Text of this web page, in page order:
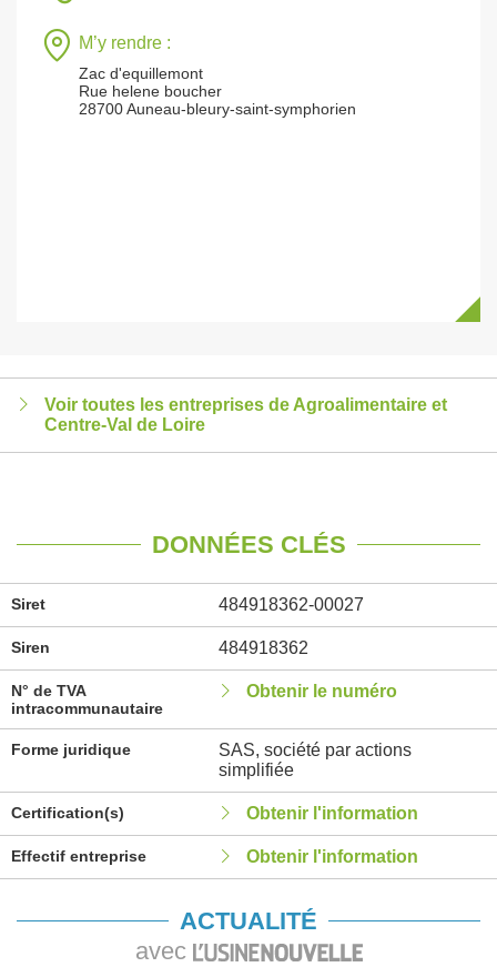
M’y rendre :
Zac d'equillemont
Rue helene boucher
28700 Auneau-bleury-saint-symphorien
Voir toutes les entreprises de Agroalimentaire et
Centre-Val de Loire
DONNÉES CLÉS
Siret 484918362-00027
Siren 484918362
N° de TVA
intracommunautaire
Obtenir le numéro
Forme juridique
SAS, société par actions
simplifiée
Certification(s) Obtenir l'information
Effectif entreprise Obtenir l'information
ACTUALITÉ
avec